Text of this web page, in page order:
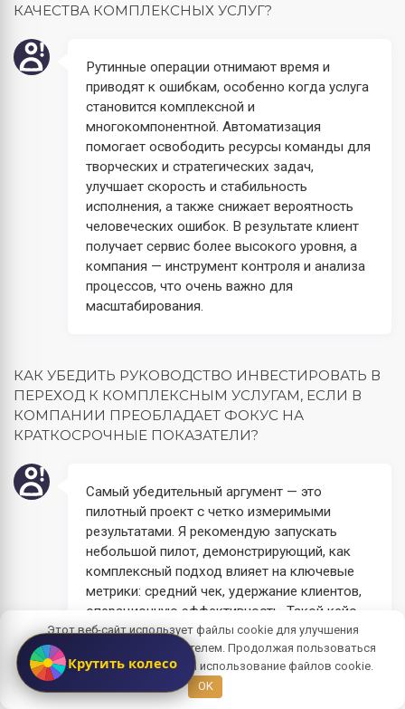
КАЧЕСТВА КОМПЛЕКСНЫХ УСЛУГ?
Рутинные операции отнимают время и
приводят к ошибкам, особенно когда услуга
становится комплексной и
многокомпонентной. Автоматизация
помогает освободить ресурсы команды для
творческих и стратегических задач,
улучшает скорость и стабильность
исполнения, а также снижает вероятность
человеческих ошибок. В результате клиент
получает сервис более высокого уровня, а
компания — инструмент контроля и анализа
процессов, что очень важно для
масштабирования.
КАК УБЕДИТЬ РУКОВОДСТВО ИНВЕСТИРОВАТЬ В
ПЕРЕХОД К КОМПЛЕКСНЫМ УСЛУГАМ, ЕСЛИ В
КОМПАНИИ ПРЕОБЛАДАЕТ ФОКУС НА
КРАТКОСРОЧНЫЕ ПОКАЗАТЕЛИ?
Самый убедительный аргумент — это
пилотный проект с четко измеримыми
результатами. Я рекомендую запускать
небольшой пилот, демонстрирующий, как
комплексный подход влияет на ключевые
метрики: средний чек, удержание клиентов,
операционную эффективность. Такой кейс —
реальное доказательство идеи, а не просто
слова. Кроме того, важно привязать
преимущества к стратегическим задачам
компании и показать, как комплексность
Крутить колесо
Этот веб-сайт использует файлы cookie для улучшения
взаимодействия с пользователем. Продолжая пользоваться
сайтом, вы даете согласие на использование файлов cookie.
OK